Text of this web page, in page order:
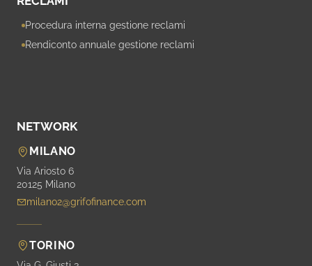
Procedura interna gestione reclami
Rendiconto annuale gestione reclami
NETWORK
MILANO
Via Ariosto 6
20125 Milano
milano2@grifofinance.com
TORINO